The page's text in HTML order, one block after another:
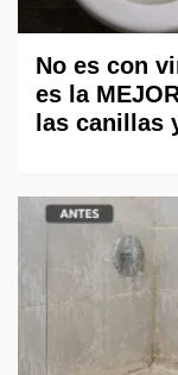
No es con
es la
las canillas